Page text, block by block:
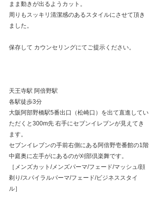
まま動きが出るようカット。
周りもスッキリ清潔感のあるスタイルにさせて頂き
ました。
保存して カウンセリングにてご提示ください。
天王寺駅 阿倍野駅
各駅徒歩3分
大阪阿部野橋駅5番出口（松崎口）を出て直進してい
ただくと300m先 右手にセブンイレブンが見えてき
ます。
セブンイレブンの手前右側にある阿倍野壱番館の1階
中庭奥に左手がにあるのが刈部倶楽舞です。
［メンズカット/メンズパーマ/フェード/マッシュ/顔
剃り/スパイラルパーマ/フェード/ビジネススタイ
ル］